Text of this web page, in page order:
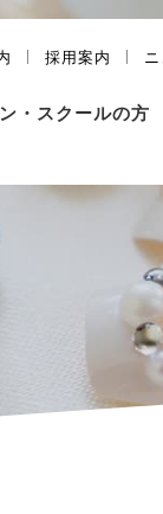
採用案内
・スクールの方